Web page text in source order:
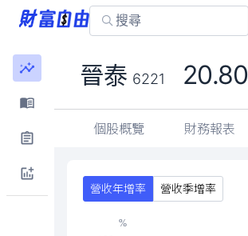
晉泰 6221 20.80
個股概覽 財務報表
營收年增率 營收季增率